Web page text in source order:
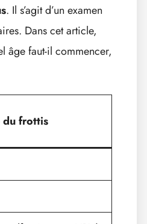
. Il s’agit d’un examen
Dans cet article,
âge faut-il commencer,
du frottis